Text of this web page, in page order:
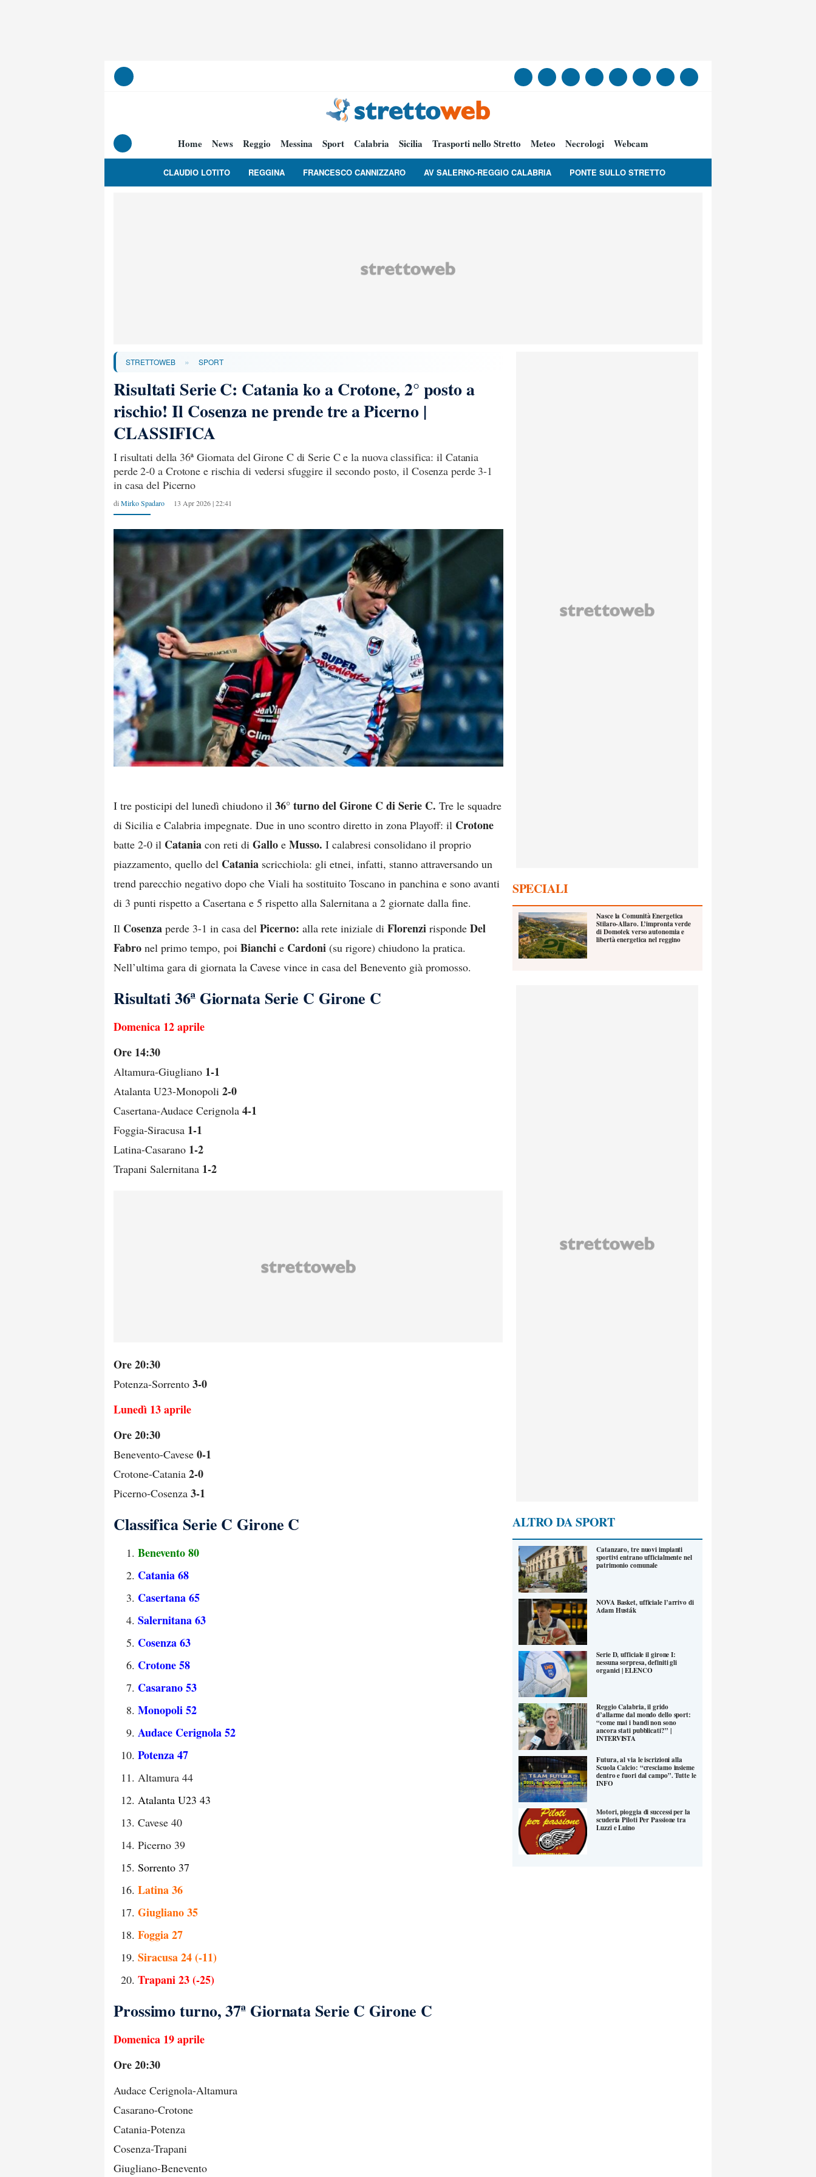
Home News Reggio Messina Sport Calabria Sicilia Trasporti nello Stretto Meteo Necrologi Webcam
CLAUDIO LOTITO REGGINA FRANCESCO CANNIZZARO AV SALERNO-REGGIO CALABRIA PONTE SULLO STRETTO
STRETTOWEB » SPORT
Risultati Serie C: Catania ko a Crotone, 2° posto a
rischio! Il Cosenza ne prende tre a Picerno |
CLASSIFICA
I risultati della 36ª Giornata del Girone C di Serie C e la nuova classifica: il Catania
perde 2-0 a Crotone e rischia di vedersi sfuggire il secondo posto, il Cosenza perde 3-1
in casa del Picerno
di Mirko Spadaro 13 Apr 2026 | 22:41
I tre posticipi del lunedì chiudono il 36° turno del Girone C di Serie C. Tre le squadre
di Sicilia e Calabria impegnate. Due in uno scontro diretto in zona Playoff: il Crotone
batte 2-0 il Catania con reti di Gallo e Musso. I calabresi consolidano il proprio
piazzamento, quello del Catania scricchiola: gli etnei, infatti, stanno attraversando un
trend parecchio negativo dopo che Viali ha sostituito Toscano in panchina e sono avanti
di 3 punti rispetto a Casertana e 5 rispetto alla Salernitana a 2 giornate dalla fine.
Il Cosenza perde 3-1 in casa del Picerno: alla rete iniziale di Florenzi risponde Del
Fabro nel primo tempo, poi Bianchi e Cardoni (su rigore) chiudono la pratica.
Nell’ultima gara di giornata la Cavese vince in casa del Benevento già promosso.
Risultati 36ª Giornata Serie C Girone C
Domenica 12 aprile
Ore 14:30
Altamura-Giugliano 1-1
Atalanta U23-Monopoli 2-0
Casertana-Audace Cerignola 4-1
Foggia-Siracusa 1-1
Latina-Casarano 1-2
Trapani Salernitana 1-2
Ore 20:30
Potenza-Sorrento 3-0
Lunedì 13 aprile
Ore 20:30
Benevento-Cavese 0-1
Crotone-Catania 2-0
Picerno-Cosenza 3-1
Classifica Serie C Girone C
Benevento 80
Catania 68
Casertana 65
Salernitana 63
Cosenza 63
Crotone 58
Casarano 53
Monopoli 52
Audace Cerignola 52
Potenza 47
Altamura 44
Atalanta U23 43
Cavese 40
Picerno 39
Sorrento 37
Latina 36
Giugliano 35
Foggia 27
Siracusa 24 (-11)
Trapani 23 (-25)
Prossimo turno, 37ª Giornata Serie C Girone C
Domenica 19 aprile
Ore 20:30
Audace Cerignola-Altamura
Casarano-Crotone
Catania-Potenza
Cosenza-Trapani
Giugliano-Benevento
SPECIALI
Nasce la Comunità Energetica
Stilaro-Allaro. L’impronta verde
di Domotek verso autonomia e
libertà energetica nel reggino
ALTRO DA SPORT
Catanzaro, tre nuovi impianti
sportivi entrano ufficialmente nel
patrimonio comunale
NOVA Basket, ufficiale l’arrivo di
Adam Husták
Serie D, ufficiale il girone I:
nessuna sorpresa, definiti gli
organici | ELENCO
Reggio Calabria, il grido
d’allarme dal mondo dello sport:
“come mai i bandi non sono
ancora stati pubblicati?” |
INTERVISTA
Futura, al via le iscrizioni alla
Scuola Calcio: “cresciamo insieme
dentro e fuori dal campo”. Tutte le
INFO
Motori, pioggia di successi per la
scuderia Piloti Per Passione tra
Luzzi e Luino